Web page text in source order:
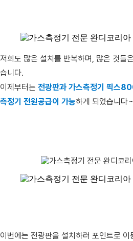
저희도 많은 설치를 반복하며, 많은 것들
습니다.
이제부터는 전광판과 가스측정기 픽스
측정기 전원공급이 가능하게 되었습니다~
이번에는 전광판을 설치하러 포인트로 이